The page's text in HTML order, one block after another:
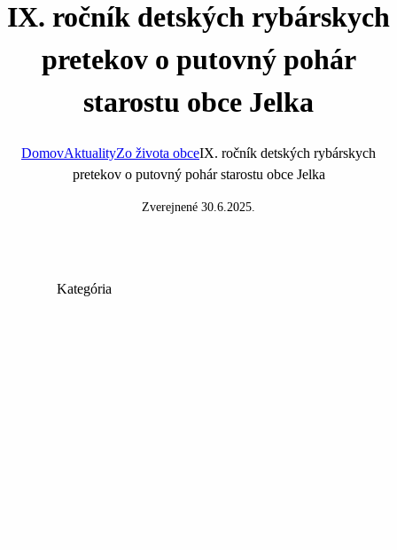
IX. ročník detských rybárskych
pretekov o putovný pohár
starostu obce Jelka
DomovAktualityZo života obceIX. ročník detských rybárskych
pretekov o putovný pohár starostu obce Jelka
Zverejnené 30.6.2025
Kategória